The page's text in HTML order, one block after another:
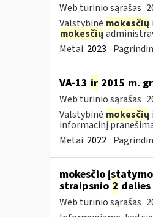
Web turinio sąrašas
Valstybinė mokesčių
mokesčių
Metai: 2023
VA-13 ir2015 m.
Web turinio sąrašas
Valstybinė mokesčių
informacinį
Metai: 2022
mokesčio
straipsnio 2 dalies
Web turinio sąrašas